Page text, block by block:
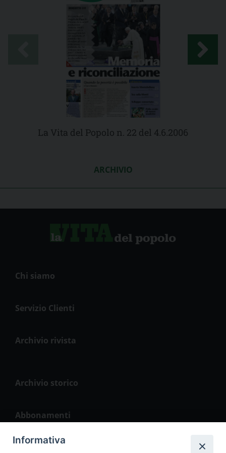
La Vita del Popolo n. 22 del 4.6.2006
ARCHIVIO
Chi siamo
Servizio Clienti
Archivio rivista
Archivio storico
Abbonamenti
Informativa